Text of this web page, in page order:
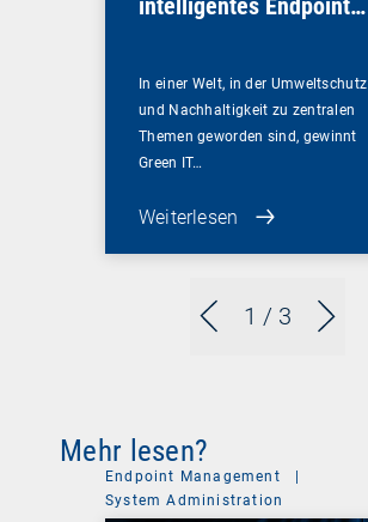
1 / 3
intelligentes Endpoint
In einer Welt, in der Umweltschutz
und Nachhaltigkeit zu zentralen
Themen geworden sind, gewinnt
Green IT…
Weiterlesen
Mehr lesen?
Endpoint Management
System Administration